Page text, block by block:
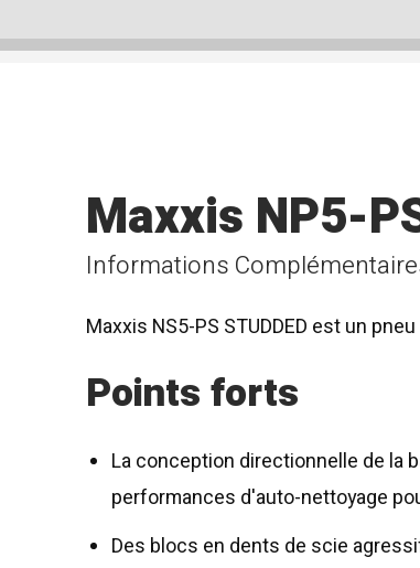
Informations
Maxxis NP5-
Maxxis NS5-PS STUDDED est un
Points forts
La conception directionnelle de la
performances d'auto-nettoyage
Des blocs en dents de scie